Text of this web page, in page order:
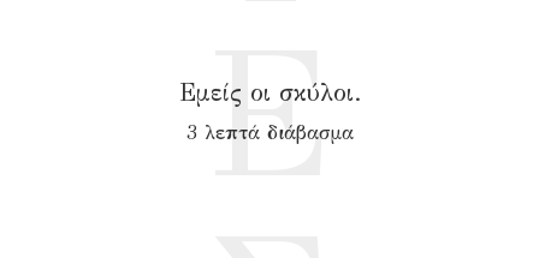
Εμείς οι σκύλοι.
3 λεπτά διάβασμα
Ε